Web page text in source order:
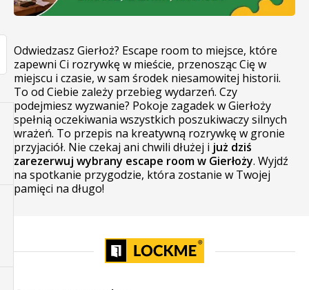
Odwiedzasz Gierłoż? Escape room to miejsce, które
zapewni Ci rozrywkę w mieście, przenosząc Cię w
miejscu i czasie, w sam środek niesamowitej historii.
To od Ciebie zależy przebieg wydarzeń. Czy
podejmiesz wyzwanie? Pokoje zagadek w Gierłoży
spełnią oczekiwania wszystkich poszukiwaczy silnych
wrażeń. To przepis na kreatywną rozrywkę w gronie
przyjaciół. Nie czekaj ani chwili dłużej i już dziś
zarezerwuj wybrany escape room w Gierłoży. Wyjdź
na spotkanie przygodzie, która zostanie w Twojej
pamięci na długo!